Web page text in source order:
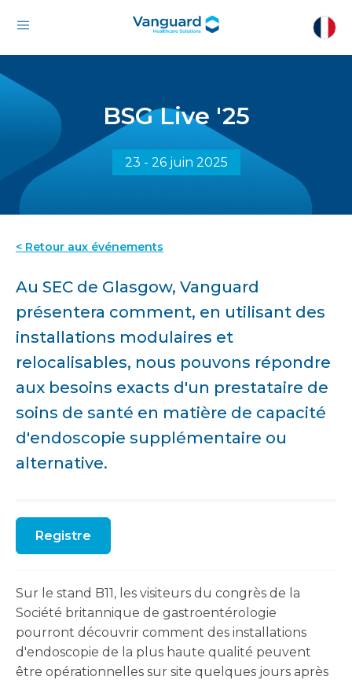
BSG Live '25
23 - 26 juin 2025
< Retour aux événements
Au SEC de Glasgow, Vanguard
présentera comment, en utilisant des
installations modulaires et
relocalisables, nous pouvons répondre
aux besoins exacts d'un prestataire de
soins de santé en matière de capacité
d'endoscopie supplémentaire ou
alternative.
Registre
Sur le stand B11, les visiteurs du congrès de la
Société britannique de gastroentérologie
pourront découvrir comment des installations
d'endoscopie de la plus haute qualité peuvent
être opérationnelles sur site quelques jours après